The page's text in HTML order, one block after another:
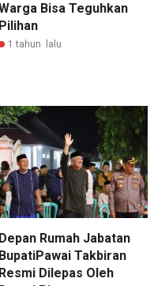
Bisa Teguhkan
Pilihan
1 tahun lalu
Depan Rumah Jabatan
BupatiPawai Takbiran
Resmi Dilepas Oleh